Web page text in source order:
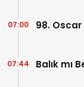
98.
07:00
Balık mı
07:44